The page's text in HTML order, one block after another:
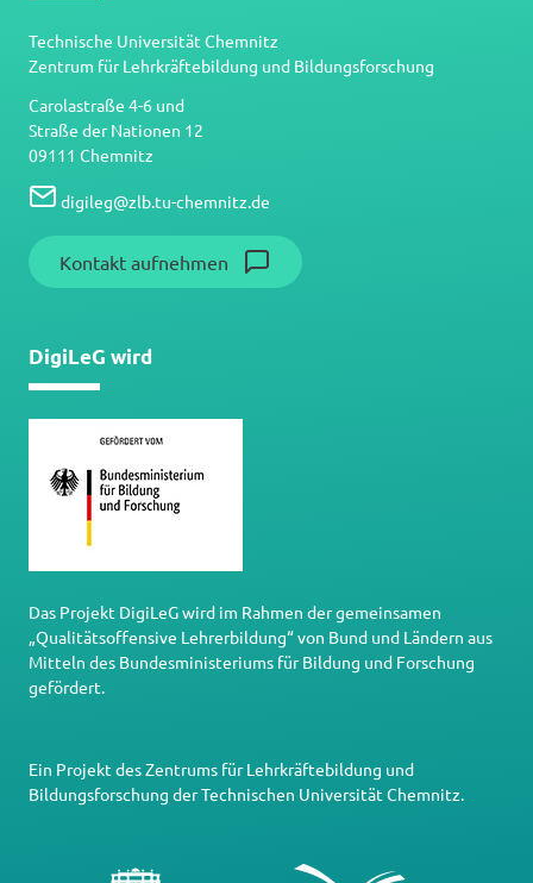
Technische Universität Chemnitz
Zentrum für Lehrkräftebildung und Bildungsforschung
Carolastraße 4-6 und
Straße der Nationen 12
09111 Chemnitz
digileg@zlb.tu-chemnitz.de
Kontakt aufnehmen
DigiLeG wird
Das Projekt DigiLeG wird im Rahmen der gemeinsamen
„Qualitätsoffensive Lehrerbildung“ von Bund und Ländern aus
Mitteln des Bundesministeriums für Bildung und Forschung
gefördert.
Ein Projekt desZentrums für Lehrkräftebildung und
Bildungsforschung derTechnischen Universität Chemnitz.